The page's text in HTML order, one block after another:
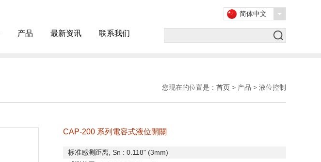
产品 最新资讯 联系我们
简体中文
您现在的位置是： 首页 > 产品 > 液位控制
CAP-200 系列電容式液位開關
标准感测距离 , Sn : 0.118" (3mm)